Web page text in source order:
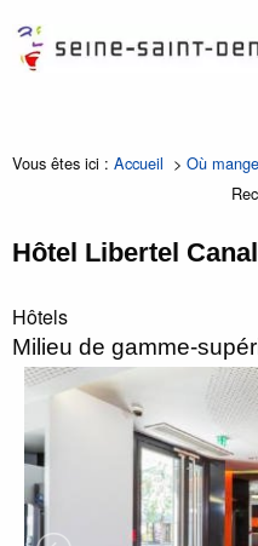
Vous êtes ici : Accueil > Où
Hôtel Libertel
Hôtels
Milieu de gamme-